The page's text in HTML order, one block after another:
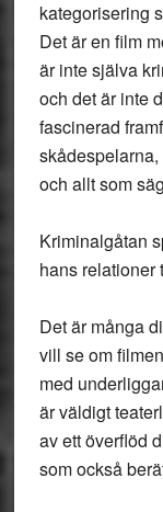
kategorisering
Det är en film
är inte själva
och det är inte
fascinerad
och allt som
Kriminalgåtan
hans relationer
Det är många
vill se om
med
är väldigt
av ett överflöd
som också